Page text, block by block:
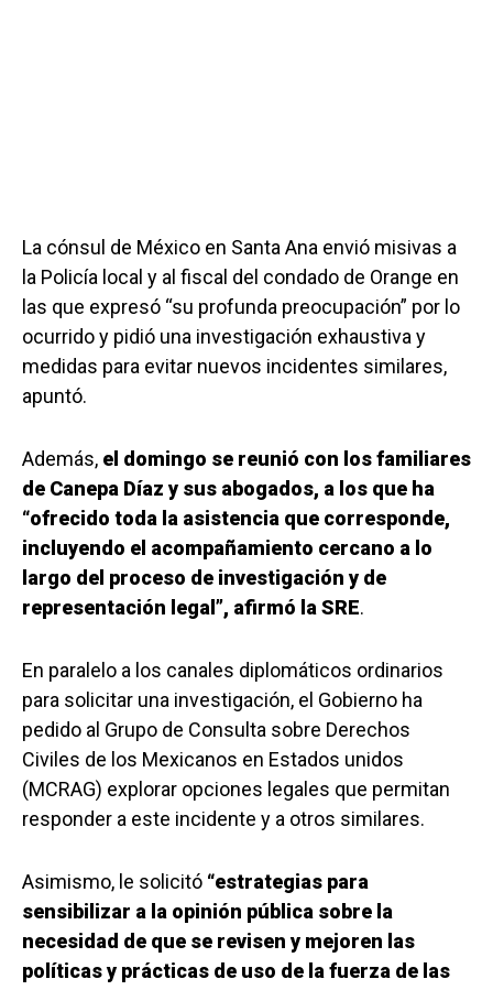
La cónsul de México en Santa Ana envió misivas a
la Policía local y al fiscal del condado de Orange en
las que expresó “su profunda preocupación” por lo
ocurrido y pidió una investigación exhaustiva y
medidas para evitar nuevos incidentes similares,
apuntó.
Además, el domingo se reunió con los familiares
de Canepa Díaz y sus abogados, a los que ha
“ofrecido toda la asistencia que corresponde,
incluyendo el acompañamiento cercano a lo
largo del proceso de investigación y de
representación legal”, afirmó la SRE.
En paralelo a los canales diplomáticos ordinarios
para solicitar una investigación, el Gobierno ha
pedido al Grupo de Consulta sobre Derechos
Civiles de los Mexicanos en Estados unidos
(MCRAG) explorar opciones legales que permitan
responder a este incidente y a otros similares.
Asimismo, le solicitó “estrategias para
sensibilizar a la opinión pública sobre la
necesidad de que se revisen y mejoren las
políticas y prácticas de uso de la fuerza de las